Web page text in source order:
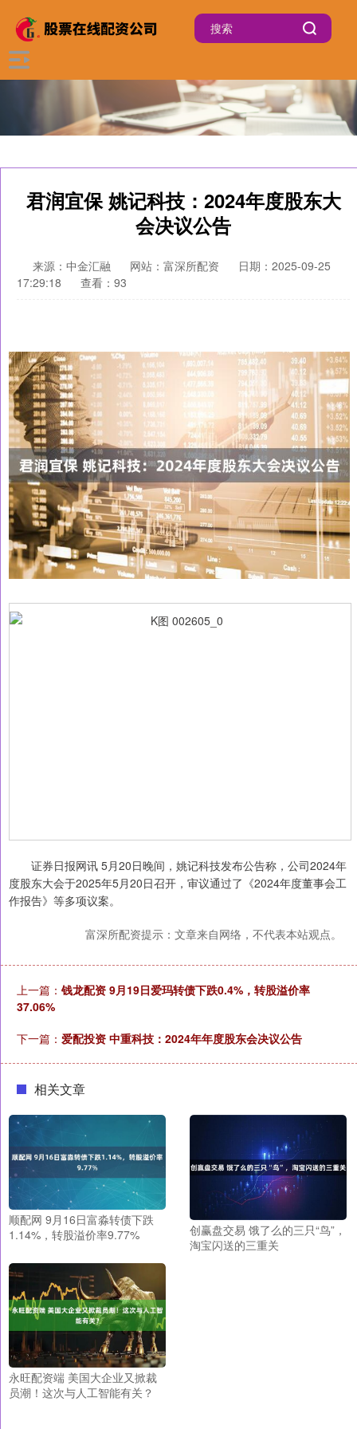
君润宜保 姚记科技：2024年度股东大
会决议公告
来源：中金汇融 网站：富深所配资
日期：2025-09-25
17:29:18
查看：93
证券日报网讯 5月20日晚间，姚记科技发布公告称，公司2024年
度股东大会于2025年5月20日召开，审议通过了《2024年度董事会工
作报告》等多项议案。
富深所配资提示：文章来自网络，不代表本站观点。
上一篇： 钱龙配资 9月19日爱玛转债下跌0.4%，转股溢价率
37.06%
下一篇： 爱配投资 中重科技：2024年年度股东会决议公告
相关文章
顺配网 9月16日富淼转债下跌
1.14%，转股溢价率9.77%
创赢盘交易 饿了么的三只“鸟”，
淘宝闪送的三重关
永旺配资端 美国大企业又掀裁
员潮！这次与人工智能有关？